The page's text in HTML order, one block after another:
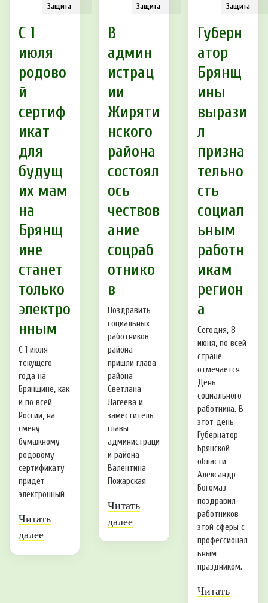
Защита
С 1
июля
родово
й
сертиф
икат
для
будущ
их мам
на
Брянщ
ине
станет
только
электро
нным
С 1 июля
текущего
года на
Брянщине, как
и по всей
России, на
смену
бумажному
родовому
сертификату
придет
электронный
Читать
далее
Защита
В
админ
истрац
ии
Жиряти
нского
района
состоял
ось
чествов
ание
соцраб
отнико
в
Поздравить
социальных
работников
района
пришли глава
района
Светлана
Лагеева и
заместитель
главы
администраци
и района
Валентина
Пожарская
Читать
далее
Защита
Губерн
атор
Брянщ
ины
вырази
л
призна
тельно
сть
социал
ьным
работн
икам
регион
а
Сегодня, 8
июня, по всей
стране
отмечается
День
социального
работника. В
этот день
Губернатор
Брянской
области
Александр
Богомаз
поздравил
работников
этой сферы с
профессионал
ьным
праздником.
Читать